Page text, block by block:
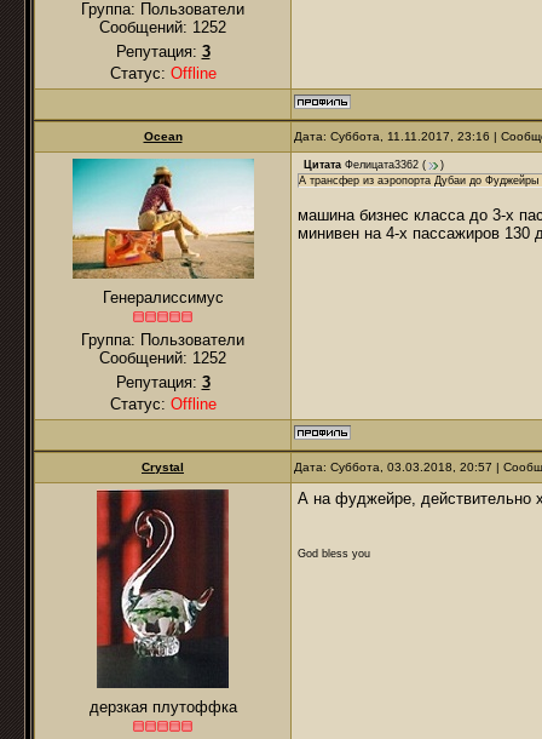
Группа: Пользователи
Сообщений: 1252
Репутация: 3
Статус: Offline
Ocean Дата: Суббота, 11.11.2017, 23:16 |
Генералиссимус
Группа: Пользователи
Сообщений: 1252
Репутация: 3
Статус: Offline
Цитата Фелицата3362 (
)
А трансфер из аэропорта Дубаи до Фуджейры
машина бизнес класса до 3-х
минивен на 4-х пассажиров 130
Crystal Дата: Суббота, 03.03.2018, 20:57 |
дерзкая плутоффка
А на фуджейре, действительно
God bless you